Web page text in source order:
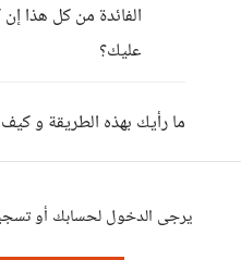
الفائدة من كل هذا
عليك؟
ما رأيك بهذه الطريقة و
يرجى الدخول لحسابك أو